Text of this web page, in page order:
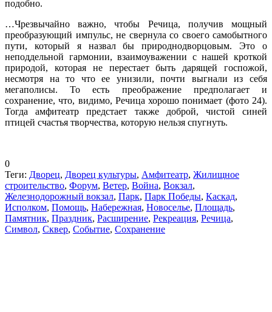
подобно.
…Чрезвычайно важно, чтобы Речица, получив мощный
преобразующий импульс, не свернула со своего самобытного
пути, который я назвал бы природнодворцовым. Это о
неподдельной гармонии, взаимоуважении с нашей кроткой
природой, которая не перестает быть дарящей госпожой,
несмотря на то что ее унизили, почти выгнали из себя
мегаполисы. То есть преображение предполагает и
сохранение, что, видимо, Речица хорошо понимает (фото 24).
Тогда амфитеатр предстает также доброй, чистой синей
птицей счастья творчества, которую нельзя спугнуть.
0
Теги: Дворец, Дворец культуры, Амфитеатр, Жилищное
строительство, Форум, Ветер, Война, Вокзал,
Железнодорожный вокзал, Парк, Парк Победы, Каскад,
Исполком, Помощь, Набережная, Новоселье, Площадь,
Памятник, Праздник, Расширение, Рекреация, Речица,
Символ, Сквер, Событие, Сохранение